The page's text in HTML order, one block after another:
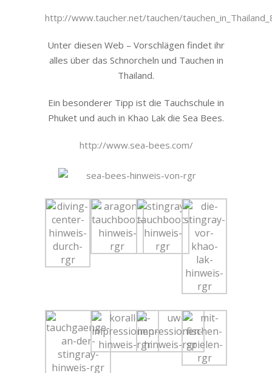
http://www.taucher.net/tauchen/
Unter diesen Web – Vorschlägen findet ihr
alles über das Schnorcheln und Tauchen in
Thailand.
Ein besonderer Tipp ist die Tauchschule in
Phuket und auch in Khao Lak die Sea Bees.
http://www.sea-bees.com/